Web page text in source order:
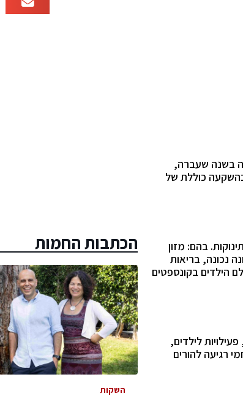
בשנה שעברה,
כוללת של
והתינוקות. בהם: מזון
נכונה, בריאות
הילדים בקונספטים
פעילויות לילדים,
רגיעה להורים
הכתבות החמות
השקות